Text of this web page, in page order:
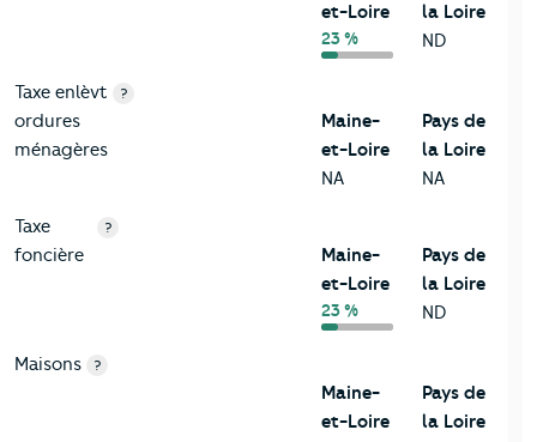
et-Loire
23 %
la Loire
ND
Taxe enlèvt
ordures
ménagères
?
Maine-
et-Loire
NA
Pays de
la Loire
NA
Taxe
foncière
?
Maine-
et-Loire
23 %
Pays de
la Loire
ND
Maisons ?
Maine-
et-Loire
Pays de
la Loire